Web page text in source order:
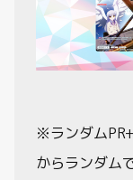
※ランダム
からランダム